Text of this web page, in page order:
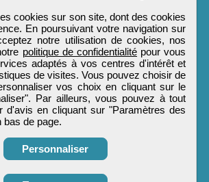
cookies sur son site, dont des cookies
En poursuivant votre navigation sur
notre utilisation de cookies, nos
politique de confidentialité pour vous
adaptés à vos centres d'intérêt et
de visites. Vous pouvez choisir de
vos choix en cliquant sur le
Par ailleurs, vous pouvez à tout
d'avis en cliquant sur "Paramètres des
bas de page.
Personnaliser